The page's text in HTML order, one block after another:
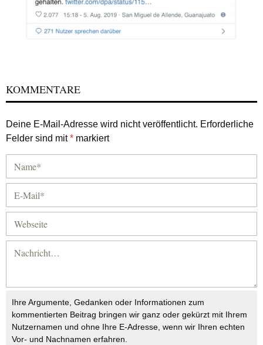
KOMMENTARE
Deine E-Mail-Adresse wird nicht veröffentlicht. Erforderliche
Felder sind mit* markiert
Ihre Argumente, Gedanken oder Informationen zum
kommentierten Beitrag bringen wir ganz oder gekürzt mit Ihrem
Nutzernamen und ohne Ihre E-Adresse, wenn wir Ihren echten
Vor- und Nachnamen erfahren.